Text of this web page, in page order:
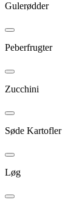
Gulerødder
Peberfrugter
Zucchini
Søde Kartofler
Løg